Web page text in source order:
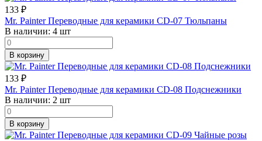
133 ₽
Mr. Painter Переводные для керамики CD-07 Тюльпаны
В наличии: 4 шт
В корзину
133 ₽
Mr. Painter Переводные для керамики CD-08 Подснежники
В наличии: 2 шт
В корзину